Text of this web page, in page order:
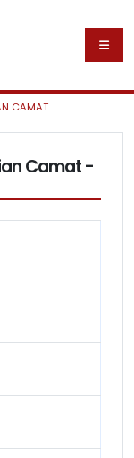
CAMAT
Camat -